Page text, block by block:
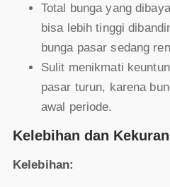
Total bunga yang
bisa lebih tinggi
bunga pasar sedang
Sulit menikmati
pasar turun, karena
awal periode.
Kelebihan dan
Kelebihan: